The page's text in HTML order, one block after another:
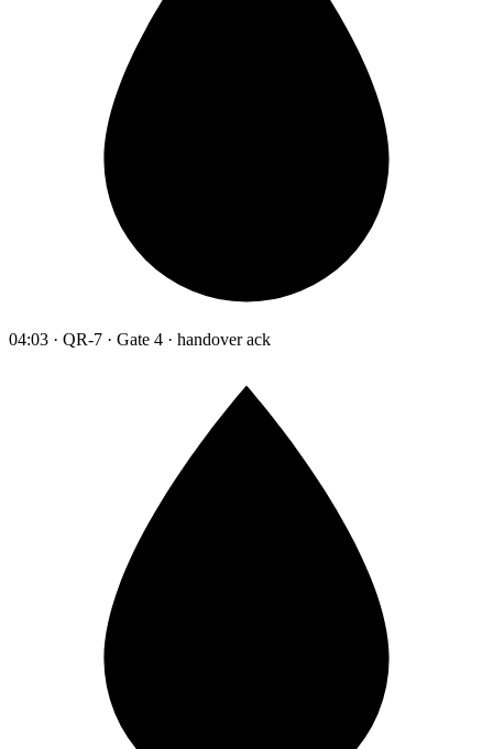
04:03 · QR-7 · Gate 4 · handover ack